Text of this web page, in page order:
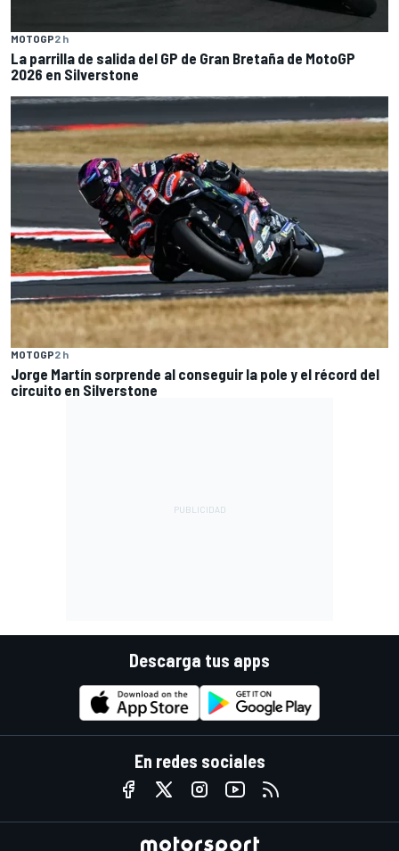
MOTOGP2 h
La parrilla de salida del GP de Gran Bretaña de MotoGP
2026 en Silverstone
MOTOGP2 h
Jorge Martín sorprende al conseguir la pole y el récord del
circuito en Silverstone
Descarga tus apps
En redes sociales